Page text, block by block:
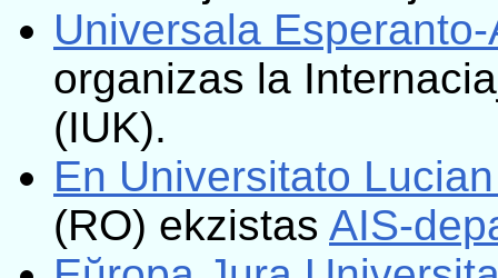
Universala
organizas la
(IUK).
En Universitato
(RO) ekzistas AIS-